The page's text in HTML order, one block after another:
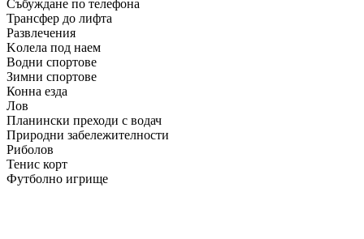
Събуждане по телефона
Трансфер до лифта
Развлечения
Kолела под наем
Водни спортове
Зимни спортове
Конна езда
Лов
Планински преходи с водач
Природни забележителности
Риболов
Тенис корт
Футболно игрище